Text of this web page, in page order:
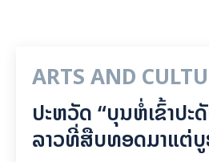
ARTS AND
ປະຫວັດ “ບຸນຫໍ່ເຂົ້າປະ
ລາວທີ່ສືບທອດມາແຕ່ບູ